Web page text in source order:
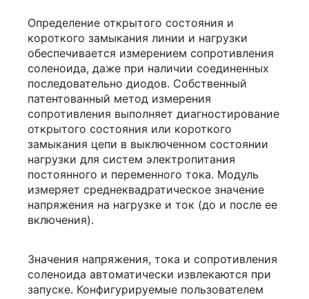
Определение открытого состояния и
короткого замыкания линии и нагрузки
обеспечивается измерением сопротивления
соленоида, даже при наличии соединенных
последовательно диодов. Собственный
патентованный метод измерения
сопротивления выполняет диагностирование
открытого состояния или короткого
замыкания цепи в выключенном состоянии
нагрузки для систем электропитания
постоянного и переменного тока. Модуль
измеряет среднеквадратическое значение
напряжения на нагрузке и ток (до и после ее
включения).
Значения напряжения, тока и сопротивления
соленоида автоматически извлекаются при
запуске. Конфигурируемые пользователем